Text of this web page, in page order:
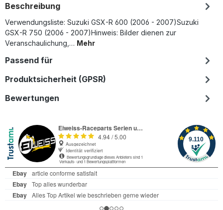
Beschreibung
Verwendungsliste: Suzuki GSX-R 600 (2006 - 2007)Suzuki
GSX-R 750 (2006 - 2007)Hinweis: Bilder dienen zur
Veranschaulichung,… Mehr
Passend für
Produktsicherheit (GPSR)
Bewertungen